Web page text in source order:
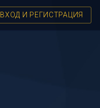
ВХОД И РЕГИСТРАЦИЯ